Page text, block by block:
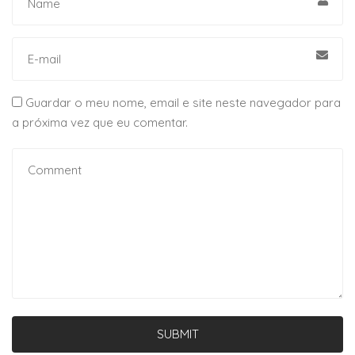
Guardar o meu nome, email e site neste navegador para
a próxima vez que eu comentar.
SUBMIT